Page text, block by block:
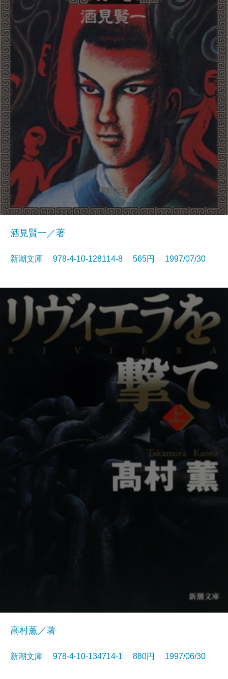
酒見賢一／著
新潮文庫 978-4-10-128114-8 565円 1997/07/30
高村薫／著
新潮文庫 978-4-10-134714-1 880円 1997/06/30